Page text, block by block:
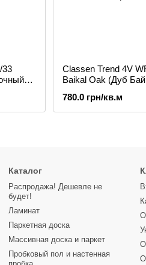
33
Classen Trend 4V
Baikal Oak (Дуб
780.0 грн/кв.м
Каталог
Распродажа! Дешевле не
будет!
Ламинат
Паркетная доска
Массивная доска и паркет
Пробковый пол и настенная
О